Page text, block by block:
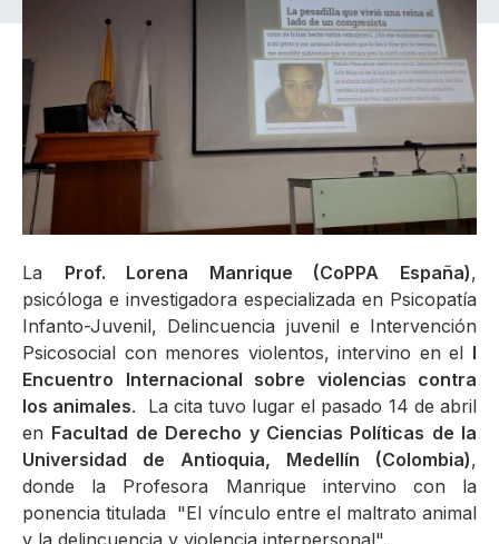
La Prof. Lorena Manrique (CoPPA España),
psicóloga e investigadora especializada en Psicopatía
Infanto-Juvenil, Delincuencia juvenil e Intervención
Psicosocial con menores violentos, intervino en el I
Encuentro Internacional sobre violencias contra
los animales. La cita tuvo lugar el pasado 14 de abril
en Facultad de Derecho y Ciencias Políticas de la
Universidad de Antioquia, Medellín (Colombia),
donde la Profesora Manrique intervino con la
ponencia titulada "El vínculo entre el maltrato animal
y la delincuencia y violencia interpersonal".